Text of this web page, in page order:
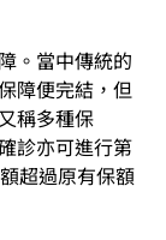
。當中傳統的
障便完結，但
稱多種保
診亦可進行第
超過原有保額